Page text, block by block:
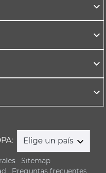
Elige un país
Sitemap
Preguntas frecuentes